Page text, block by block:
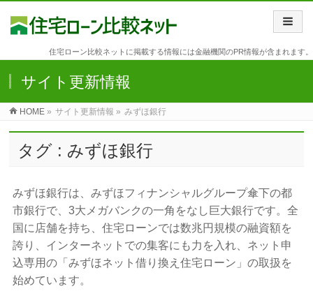
住宅ローン比較ネットに掲載する情報には金融機関のPR情報が含まれます。
サイト更新情報
HOME » サイト更新情報 » みずほ銀行
タグ : みずほ銀行
みずほ銀行は、みずほフィナンシャルグループ傘下の都
市銀行で、3大メガバンクの一角をなし巨大銀行です。全
国に店舗を持ち、住宅ローンでは数兆円規模の融資額を
誇り、インターネットでの集客にも力を入れ、ネット申
込専用の「みずほネット借り換え住宅ローン」の取扱を
始めています。